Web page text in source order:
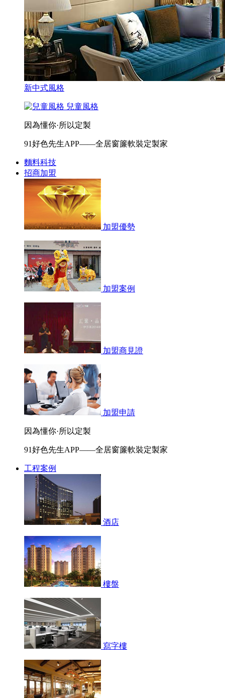
新中式風格
兒童風格
因為懂你·所以定製
91好色先生APP——全居窗簾軟裝定製家
麵料科技
招商加盟
加盟優勢
加盟案例
加盟商見證
加盟申請
因為懂你·所以定製
91好色先生APP——全居窗簾軟裝定製家
工程案例
酒店
樓盤
寫字樓